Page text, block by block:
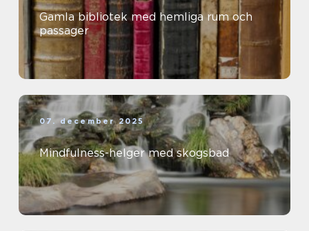
Gamla bibliotek med hemliga rum och
passager
07. december 2025
Mindfulness-helger med skogsbad